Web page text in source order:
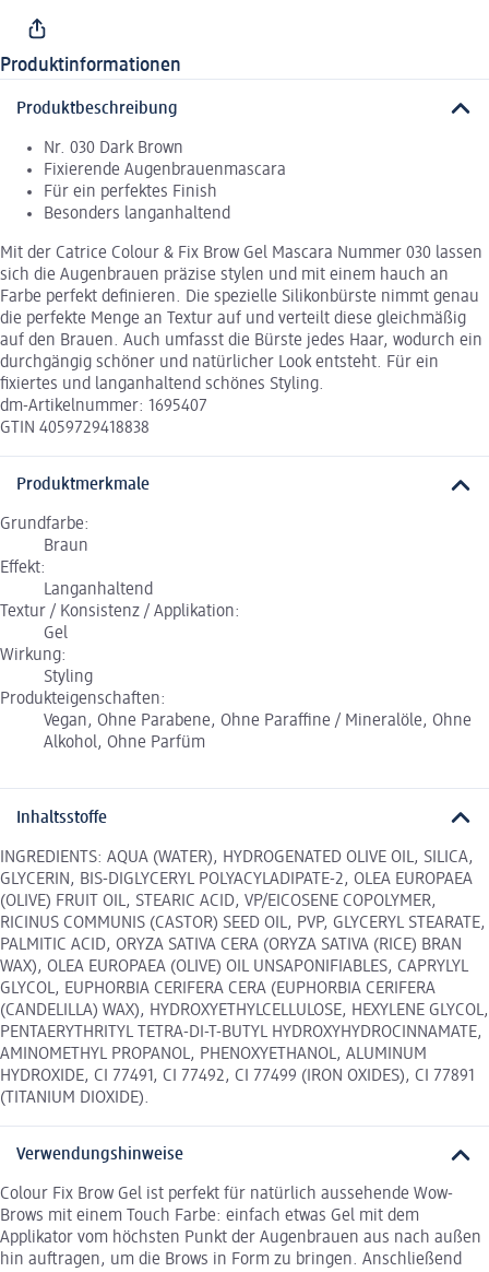
Produktinformationen
Produktbeschreibung
Nr. 030 Dark Brown
Fixierende Augenbrauenmascara
Für ein perfektes Finish
Besonders langanhaltend
Mit der Catrice Colour & Fix Brow Gel Mascara Nummer 030 lassen
sich die Augenbrauen präzise stylen und mit einem hauch an
Farbe perfekt definieren. Die spezielle Silikonbürste nimmt genau
die perfekte Menge an Textur auf und verteilt diese gleichmäßig
auf den Brauen. Auch umfasst die Bürste jedes Haar, wodurch ein
durchgängig schöner und natürlicher Look entsteht. Für ein
fixiertes und langanhaltend schönes Styling.
dm-Artikelnummer: 1695407
GTIN 4059729418838
Produktmerkmale
Grundfarbe:
Braun
Effekt:
Langanhaltend
Textur / Konsistenz / Applikation:
Gel
Wirkung:
Styling
Produkteigenschaften:
Vegan, Ohne Parabene, Ohne Paraffine / Mineralöle, Ohne
Alkohol, Ohne Parfüm
Inhaltsstoffe
INGREDIENTS: AQUA (WATER), HYDROGENATED OLIVE OIL, SILICA,
GLYCERIN, BIS-DIGLYCERYL POLYACYLADIPATE-2, OLEA EUROPAEA
(OLIVE) FRUIT OIL, STEARIC ACID, VP/EICOSENE COPOLYMER,
RICINUS COMMUNIS (CASTOR) SEED OIL, PVP, GLYCERYL STEARATE,
PALMITIC ACID, ORYZA SATIVA CERA (ORYZA SATIVA (RICE) BRAN
WAX), OLEA EUROPAEA (OLIVE) OIL UNSAPONIFIABLES, CAPRYLYL
GLYCOL, EUPHORBIA CERIFERA CERA (EUPHORBIA CERIFERA
(CANDELILLA) WAX), HYDROXYETHYLCELLULOSE, HEXYLENE GLYCOL,
PENTAERYTHRITYL TETRA-DI-T-BUTYL HYDROXYHYDROCINNAMATE,
AMINOMETHYL PROPANOL, PHENOXYETHANOL, ALUMINUM
HYDROXIDE, CI 77491, CI 77492, CI 77499 (IRON OXIDES), CI 77891
(TITANIUM DIOXIDE).
Verwendungshinweise
Colour Fix Brow Gel ist perfekt für natürlich aussehende Wow-
Brows mit einem Touch Farbe: einfach etwas Gel mit dem
Applikator vom höchsten Punkt der Augenbrauen aus nach außen
hin auftragen, um die Brows in Form zu bringen. Anschließend